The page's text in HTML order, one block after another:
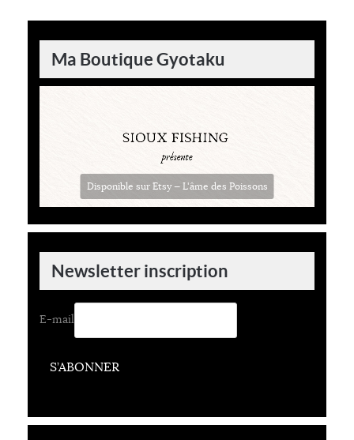
Ma Boutique Gyotaku
Disponible sur Etsy — L'âme des Poissons
Newsletter inscription
E-mail
S’ABONNER